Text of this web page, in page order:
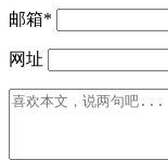
邮箱*
网址